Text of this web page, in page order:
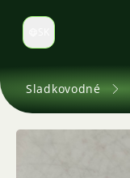
Prepnúť jazyk
Sladkovodné